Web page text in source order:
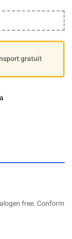
gratuit
free. Conform